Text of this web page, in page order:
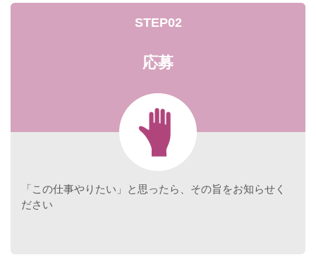
STEP02
応募
「この仕事やりたい」と思ったら、その旨をお知らせく
ださい